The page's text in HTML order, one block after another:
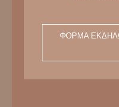
ΦΌΡΜΑ